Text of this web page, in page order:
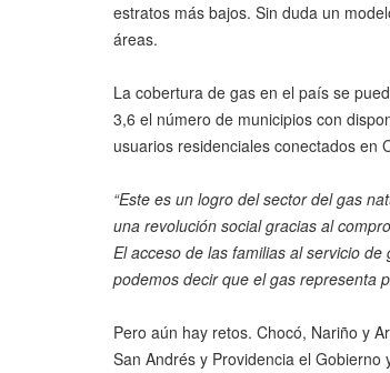
estratos más bajos. Sin duda un
áreas.
La cobertura de gas en el país se
3,6 el número de municipios con
usuarios residenciales conectados en
“Este es un logro del sector del gas
una revolución social gracias al
El acceso de las familias al servicio
podemos decir que el gas representa
Pero aún hay retos. Chocó, Nariño y
San Andrés y Providencia el